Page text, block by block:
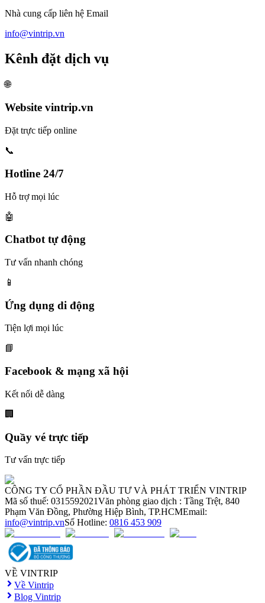
Nhà cung cấp liên hệ Email
info@vintrip.vn
Kênh đặt dịch vụ
🌐
Website vintrip.vn
Đặt trực tiếp online
📞
Hotline 24/7
Hỗ trợ mọi lúc
🤖
Chatbot tự động
Tư vấn nhanh chóng
📱
Ứng dụng di động
Tiện lợi mọi lúc
📘
Facebook & mạng xã hội
Kết nối dễ dàng
🏢
Quầy vé trực tiếp
Tư vấn trực tiếp
CÔNG TY CỔ PHẦN ĐẦU TƯ VÀ PHÁT TRIỂN VINTRIP
Mã số thuế: 0315592021Văn phòng giao dịch : Tầng Trệt, 840
Phạm Văn Đồng, Phường Hiệp Bình, TP.HCMEmail:
info@vintrip.vnSố Hotline: 0816 453 909
VỀ VINTRIP
Về Vintrip
Blog Vintrip